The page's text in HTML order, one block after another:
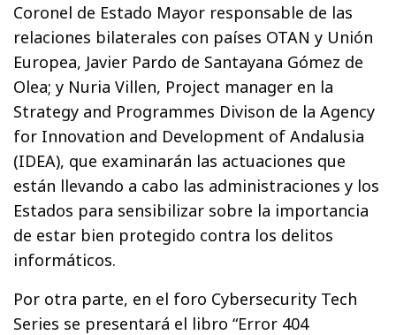
Coronel de Estado Mayor responsable de las
relaciones bilaterales con países OTAN y Unión
Europea, Javier Pardo de Santayana Gómez de
Olea; y Nuria Villen, Project manager en la
Strategy and Programmes Divison de la Agency
for Innovation and Development of Andalusia
(IDEA), que examinarán las actuaciones que
están llevando a cabo las administraciones y los
Estados para sensibilizar sobre la importancia
de estar bien protegido contra los delitos
informáticos.
Por otra parte, en el foro Cybersecurity Tech
Series se presentará el libro “Error 404